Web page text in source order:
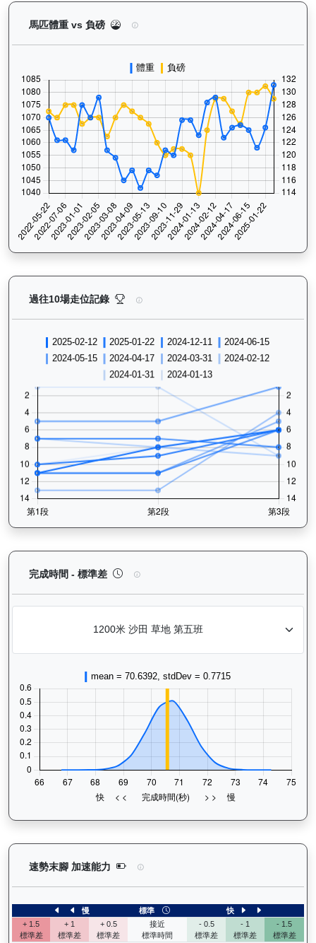
馬匹體重 vs 負磅 日新月著（G109）— 馬匹體重與負磅
過往10場走位記錄 日新月著（G109）— 過往走位記錄
完成時間 - 標準差 日新月著（G109）— 完成時間標準差
速勢末腳 加速能力 日新月著（G109）— 速勢末腳加速
慢 標準
快
+ 1.5
標準差
+ 1
標準差
+ 0.5
標準差
接近
標準時間
- 0.5
標準差
- 1
標準差
- 1.5
標準差